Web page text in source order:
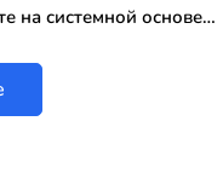
на системной основе…